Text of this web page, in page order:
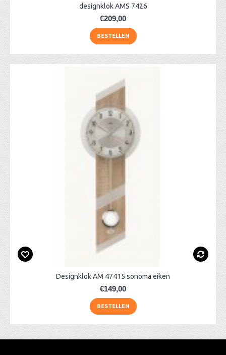
designklok AMS 7426
€209,00
BESTELLEN
Designklok AM 47415 sonoma eiken
€149,00
BESTELLEN